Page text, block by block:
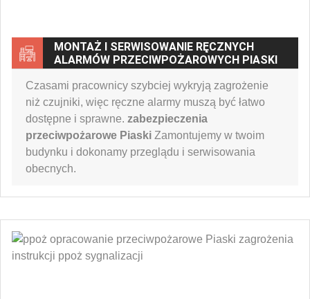
MONTAŻ I SERWISOWANIE RĘCZNYCH
ALARMÓW PRZECIWPOŻAROWYCH PIASKI
Czasami pracownicy szybciej wykryją zagrożenie
niż czujniki, więc ręczne alarmy muszą być łatwo
dostępne i sprawne. zabezpieczenia
przeciwpożarowe Piaski Zamontujemy w twoim
budynku i dokonamy przeglądu i serwisowania
obecnych.